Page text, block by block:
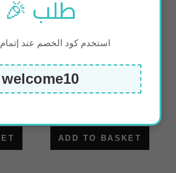
طلب 🎉
استخدم كود الخصم عند
welcome10
ADD TO BASKET